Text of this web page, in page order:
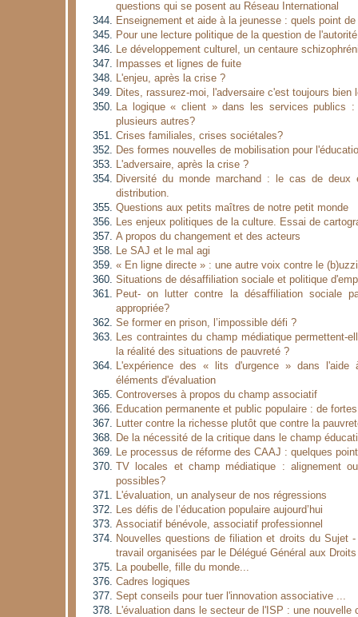
questions qui se posent au Réseau International
Enseignement et aide à la jeunesse : quels point
Pour une lecture politique de la question de l'autorité
Le développement culturel, un centaure
Impasses et lignes de fuite
L'enjeu, après la crise ?
Dites, rassurez-moi, l'adversaire c'est toujours bien
La logique « client » dans les services publics
plusieurs autres?
Crises familiales, crises sociétales?
Des formes nouvelles de mobilisation pour
L'adversaire, après la crise ?
Diversité du monde marchand : le cas de deux
distribution.
Questions aux petits maîtres de notre petit monde
Les enjeux politiques de la culture. Essai de
A propos du changement et des acteurs
Le SAJ et le mal agi
« En ligne directe » : une autre voix contre le
Situations de désaffiliation sociale et politique
Peut- on lutter contre la désaffiliation sociale
appropriée?
Se former en prison, l’impossible défi ?
Les contraintes du champ médiatique permettent-
la réalité des situations de pauvreté ?
L'expérience des « lits d'urgence » dans l'aide
éléments d'évaluation
Controverses à propos du champ associatif
Education permanente et public populaire : de
Lutter contre la richesse plutôt que contre la
De la nécessité de la critique dans le champ
Le processus de réforme des CAAJ : quelques
TV locales et champ médiatique : alignement
possibles?
L'évaluation, un analyseur de nos régressions
Les défis de l’éducation populaire aujourd’hui
Associatif bénévole, associatif professionnel
Nouvelles questions de filiation et droits du Sujet
travail organisées par le Délégué Général aux
La poubelle, fille du monde...
Cadres logiques
Sept conseils pour tuer l'innovation associative ...
L'évaluation dans le secteur de l'ISP : une nouvelle